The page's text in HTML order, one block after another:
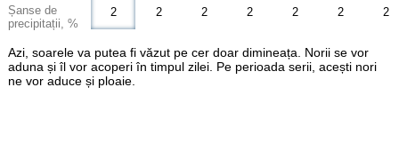
Șanse de
precipitații, %
2
2
2
2
2
2
2
Azi, soarele va putea fi văzut pe cer doar dimineața. Norii se vor
aduna și îl vor acoperi în timpul zilei. Pe perioada serii, acești nori
ne vor aduce și ploaie.